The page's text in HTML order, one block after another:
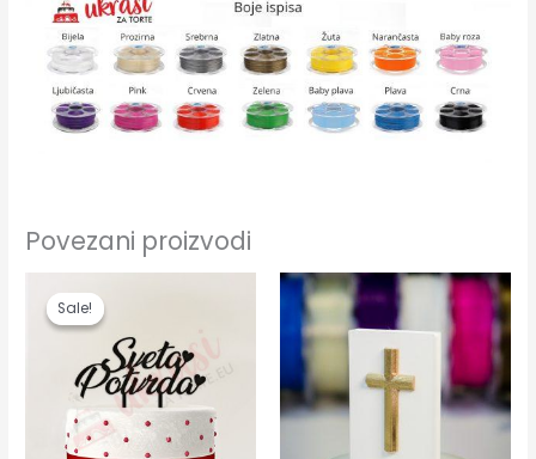
Povezani proizvodi
Sale!
Sale!cijena
bila
je:
8,60 €.
7,60 €.